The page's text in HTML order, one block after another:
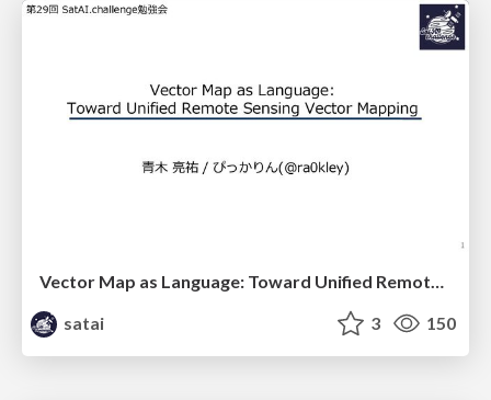
Vector Map as Language: Toward Unified Remote Sensing Vector Mapping
satai
3 150